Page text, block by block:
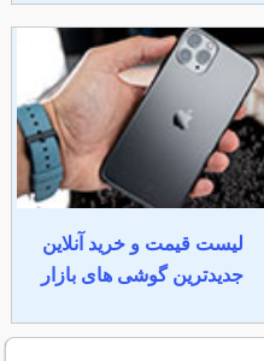
لیست قیمت و خرید آنلاین
جدیدترین گوشی های بازار